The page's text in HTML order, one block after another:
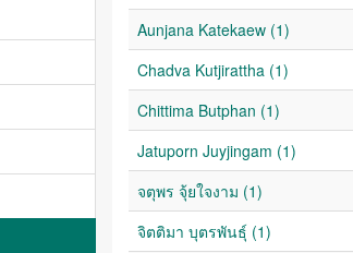
Aunjana Katekaew (1)
Chadva Kutjirattha (1)
Chittima Butphan (1)
Jatuporn Juyjingam (1)
จตุพร จุ้ยใจงาม (1)
จิตติมา บุตรพันธุ์ (1)